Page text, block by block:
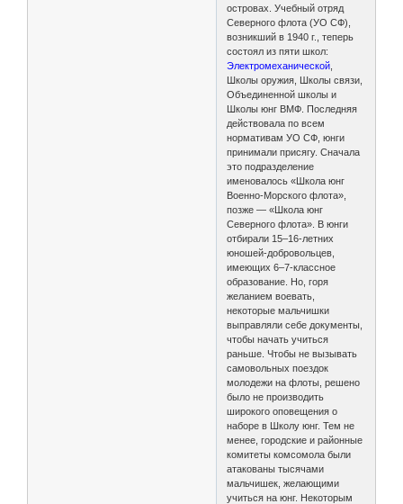
островах. Учебный отряд
Северного флота (УО СФ),
возникший в 1940 г., теперь
состоял из пяти школ:
Электромеханической
Школы оружия, Школы связи,
Объединенной школы и
Школы юнг ВМФ. Последняя
действовала по всем
нормативам УО СФ, юнги
принимали присягу. Сначала
это подразделение
именовалось «Школа юнг
Военно-Морского флота»,
позже — «Школа юнг
Северного флота». В юнги
отбирали 15–16-летних
юношей-добровольцев,
имеющих 6–7-классное
образование. Но, горя
желанием воевать,
некоторые мальчишки
выправляли себе документы,
чтобы начать учиться
раньше. Чтобы не вызывать
самовольных поездок
молодежи на флоты, решено
было не производить
широкого оповещения о
наборе в Школу юнг. Тем не
менее, городские и районные
комитеты комсомола были
атакованы тысячами
мальчишек, желающими
учиться на юнг. Некоторым